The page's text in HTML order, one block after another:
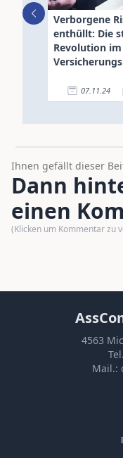
Verborgene
enthüllt: Die
Revolution im
07.11.24 |
Ihnen gefällt dieser
Dann
einen
(Klicken um Kommentar zu
4563
Mail.: